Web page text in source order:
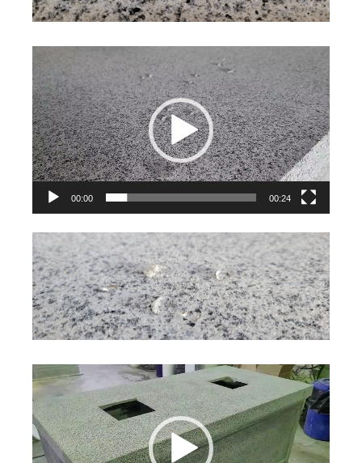
訊
播
放
器
00:00 00:24
視
訊
播
放